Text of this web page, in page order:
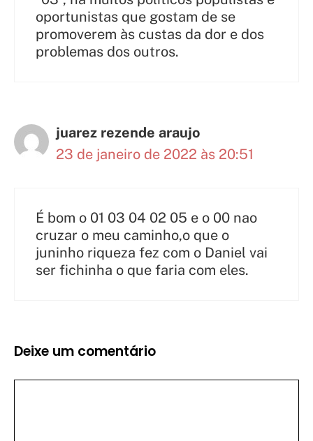
oportunistas que gostam de se
promoverem às custas da dor e dos
problemas dos outros.
juarez rezende araujo
23 de janeiro de 2022 às 20:51
É bom o 01 03 04 02 05 e o 00 nao
cruzar o meu caminho,o que o
juninho riqueza fez com o Daniel vai
ser fichinha o que faria com eles.
Deixe um comentário